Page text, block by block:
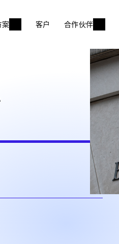
案 客户 合作伙伴